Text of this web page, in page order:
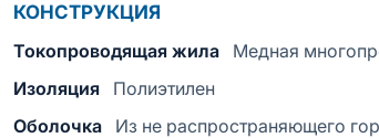
КОНСТРУКЦИЯ
Токопроводящая жила
Медная
Изоляция
Полиэтилен
Оболочка
Из не распространяющего